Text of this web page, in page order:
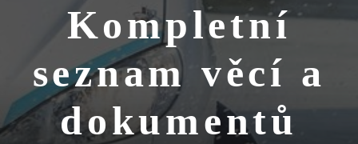
Kompletní
seznam věcí a
dokumentů